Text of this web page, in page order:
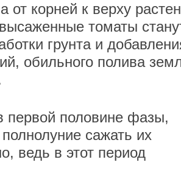
от корней к верху
томаты
грунта и
обильного полива
первой половине фазы,
сажать их
ведь в этот период